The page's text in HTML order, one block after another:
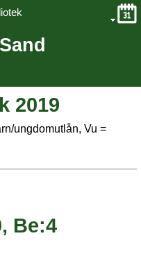
2019
ungdomutlån, Vu =
Be:4